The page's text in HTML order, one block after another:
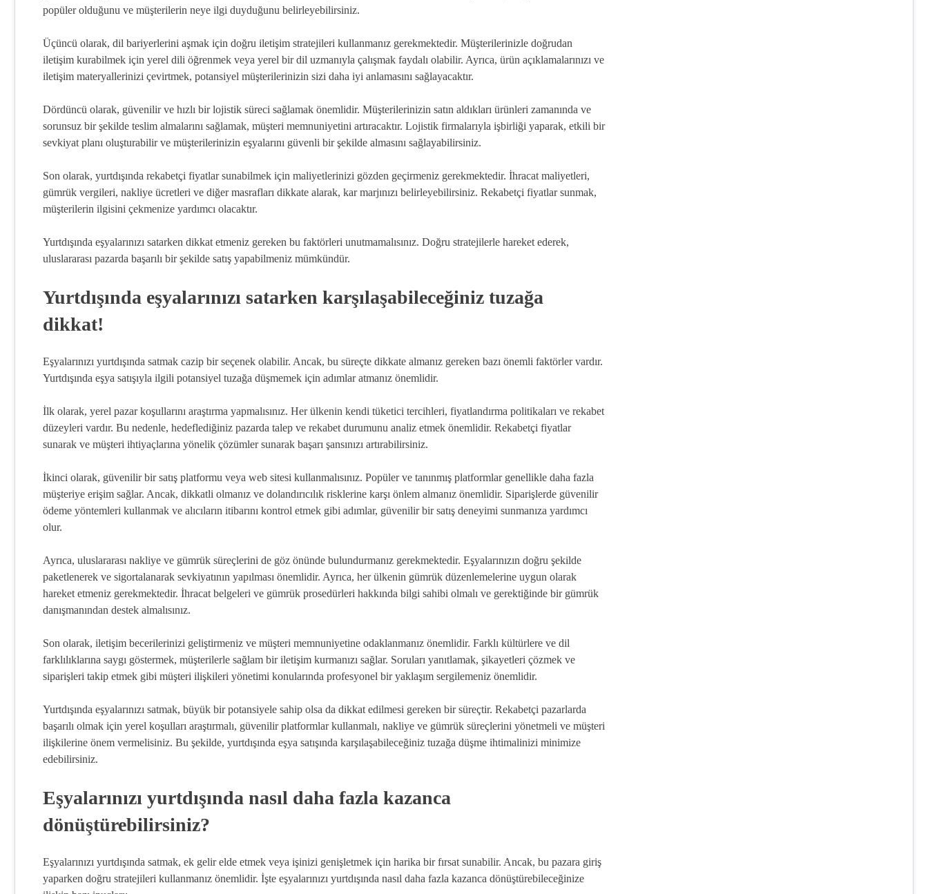
popüler olduğunu ve müşterilerin neye ilgi duyduğunu belirleyebilirsiniz.
Üçüncü olarak, dil bariyerlerini aşmak için doğru iletişim stratejileri kullanmanız gerekmektedir. Müşterilerinizle doğrudan
iletişim kurabilmek için yerel dili öğrenmek veya yerel bir dil uzmanıyla çalışmak faydalı olabilir. Ayrıca, ürün açıklamalarınızı ve
iletişim materyallerinizi çevirtmek, potansiyel müşterilerinizin sizi daha iyi anlamasını sağlayacaktır.
Dördüncü olarak, güvenilir ve hızlı bir lojistik süreci sağlamak önemlidir. Müşterilerinizin satın aldıkları ürünleri zamanında ve
sorunsuz bir şekilde teslim almalarını sağlamak, müşteri memnuniyetini artıracaktır. Lojistik firmalarıyla işbirliği yaparak, etkili bir
sevkiyat planı oluşturabilir ve müşterilerinizin eşyalarını güvenli bir şekilde almasını sağlayabilirsiniz.
Son olarak, yurtdışında rekabetçi fiyatlar sunabilmek için maliyetlerinizi gözden geçirmeniz gerekmektedir. İhracat maliyetleri,
gümrük vergileri, nakliye ücretleri ve diğer masrafları dikkate alarak, kar marjınızı belirleyebilirsiniz. Rekabetçi fiyatlar sunmak,
müşterilerin ilgisini çekmenize yardımcı olacaktır.
Yurtdışında eşyalarınızı satarken dikkat etmeniz gereken bu faktörleri unutmamalısınız. Doğru stratejilerle hareket ederek,
uluslararası pazarda başarılı bir şekilde satış yapabilmeniz mümkündür.
Yurtdışında eşyalarınızı satarken karşılaşabileceğiniz tuzağa
dikkat!
Eşyalarınızı yurtdışında satmak cazip bir seçenek olabilir. Ancak, bu süreçte dikkate almanız gereken bazı önemli faktörler vardır.
Yurtdışında eşya satışıyla ilgili potansiyel tuzağa düşmemek için adımlar atmanız önemlidir.
İlk olarak, yerel pazar koşullarını araştırma yapmalısınız. Her ülkenin kendi tüketici tercihleri, fiyatlandırma politikaları ve rekabet
düzeyleri vardır. Bu nedenle, hedeflediğiniz pazarda talep ve rekabet durumunu analiz etmek önemlidir. Rekabetçi fiyatlar
sunarak ve müşteri ihtiyaçlarına yönelik çözümler sunarak başarı şansınızı artırabilirsiniz.
İkinci olarak, güvenilir bir satış platformu veya web sitesi kullanmalısınız. Popüler ve tanınmış platformlar genellikle daha fazla
müşteriye erişim sağlar. Ancak, dikkatli olmanız ve dolandırıcılık risklerine karşı önlem almanız önemlidir. Siparişlerde güvenilir
ödeme yöntemleri kullanmak ve alıcıların itibarını kontrol etmek gibi adımlar, güvenilir bir satış deneyimi sunmanıza yardımcı
olur.
Ayrıca, uluslararası nakliye ve gümrük süreçlerini de göz önünde bulundurmanız gerekmektedir. Eşyalarınızın doğru şekilde
paketlenerek ve sigortalanarak sevkiyatının yapılması önemlidir. Ayrıca, her ülkenin gümrük düzenlemelerine uygun olarak
hareket etmeniz gerekmektedir. İhracat belgeleri ve gümrük prosedürleri hakkında bilgi sahibi olmalı ve gerektiğinde bir gümrük
danışmanından destek almalısınız.
Son olarak, iletişim becerilerinizi geliştirmeniz ve müşteri memnuniyetine odaklanmanız önemlidir. Farklı kültürlere ve dil
farklılıklarına saygı göstermek, müşterilerle sağlam bir iletişim kurmanızı sağlar. Soruları yanıtlamak, şikayetleri çözmek ve
siparişleri takip etmek gibi müşteri ilişkileri yönetimi konularında profesyonel bir yaklaşım sergilemeniz önemlidir.
Yurtdışında eşyalarınızı satmak, büyük bir potansiyele sahip olsa da dikkat edilmesi gereken bir süreçtir. Rekabetçi pazarlarda
başarılı olmak için yerel koşulları araştırmalı, güvenilir platformlar kullanmalı, nakliye ve gümrük süreçlerini yönetmeli ve müşteri
ilişkilerine önem vermelisiniz. Bu şekilde, yurtdışında eşya satışında karşılaşabileceğiniz tuzağa düşme ihtimalinizi minimize
edebilirsiniz.
Eşyalarınızı yurtdışında nasıl daha fazla kazanca
dönüştürebilirsiniz?
Eşyalarınızı yurtdışında satmak, ek gelir elde etmek veya işinizi genişletmek için harika bir fırsat sunabilir. Ancak, bu pazara giriş
yaparken doğru stratejileri kullanmanız önemlidir. İşte eşyalarınızı yurtdışında nasıl daha fazla kazanca dönüştürebileceğinize